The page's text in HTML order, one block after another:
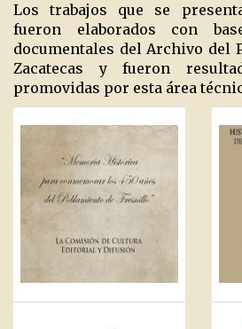
Los trabajos que se
fueron elaborados con
documentales del Archivo del
Zacatecas y fueron
promovidas por esta área